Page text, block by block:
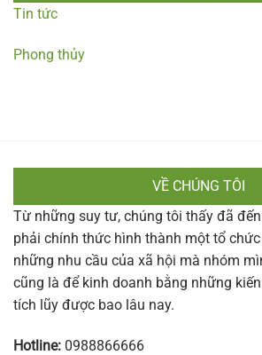
Tin tức
Phong thủy
VỀ CHÚNG TÔI
Từ những suy tư, chúng tôi thấy đã
phải chính thức hình thành một tổ
những nhu cầu của xã hội mà nhóm
cũng là để kinh doanh bằng những
tích lũy được bao lâu nay.
Hotline: 0988866666